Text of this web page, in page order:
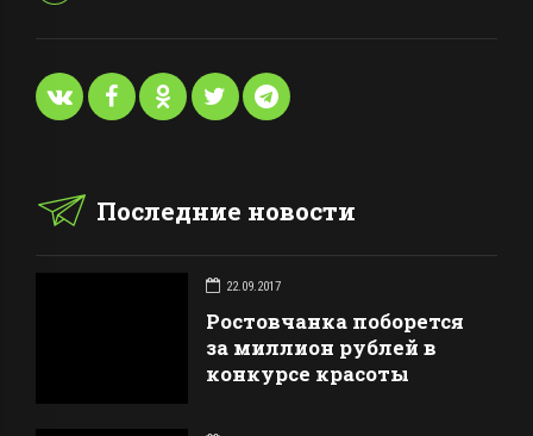
Последние новости
22.09.2017
Ростовчанка поборется
за миллион рублей в
конкурсе красоты